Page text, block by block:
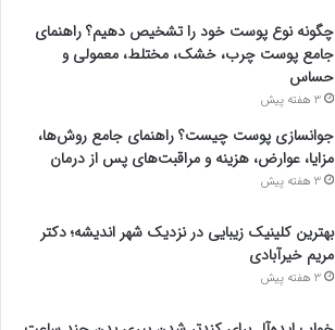
چگونه نوع پوست خود را تشخیص دهیم؟ راهنمای
جامع پوست چرب، خشک، مختلط، معمولی و
حساس
3 هفته پیش
جوانسازی پوست چیست؟ راهنمای جامع روش‌ها،
مزایا، عوارض، هزینه و مراقبت‌های پس از درمان
3 هفته پیش
بهترین کلینیک زیبایی در نزدیک شهر اندیشه؛ دکتر
مریم خیرآبادی
3 هفته پیش